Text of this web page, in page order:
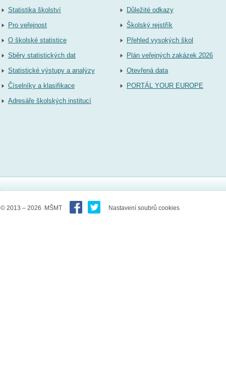
Statistika školství
Pro veřejnost
O školské statistice
Sběry statistických dat
Statistické výstupy a analýzy
Číselníky a klasifikace
Adresáře školských institucí
Důležité odkazy
Školský rejstřík
Přehled vysokých škol
Plán veřejných zakázek 2026
Otevřená data
PORTÁL YOUR EUROPE
© 2013 – 2026 MŠMT Nastavení soubrů cookies